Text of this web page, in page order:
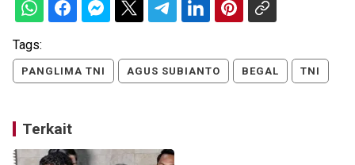
Tags:
PANGLIMA TNI AGUS SUBIANTO BEGAL TNI
Terkait